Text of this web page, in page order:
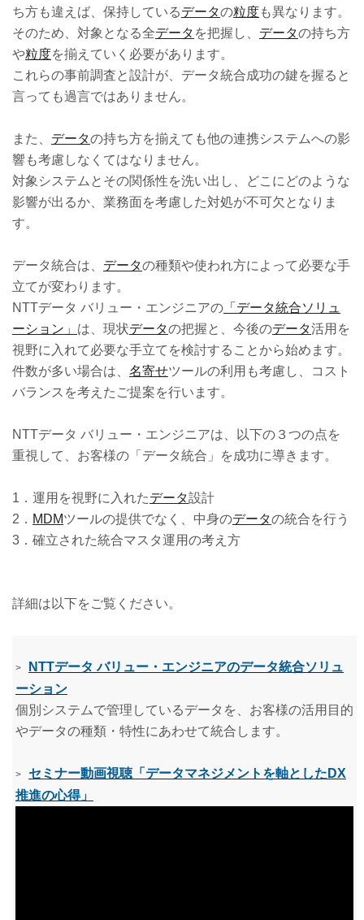
ち方も違えば、保持しているデータの粒度も異なります。
そのため、対象となる全データ を把握し、 データの持ち方
や粒度を揃えていく必要があります。
これらの事前調査と設計が、データ統合成功の鍵を握ると
言っても過言ではありません。
また、 データの持ち方を揃えても他の連携システムへの影
響も考慮しなくてはなりません。
対象システムとその関係性を洗い出し、どこにどのような
影響が出るか、業務面を考慮した対処が不可欠となりま
す。
データ統合は、 データの種類や使われ方によって必要な手
立てが変わります。
NTTデータ バリュー・エンジニアの 「データ統合ソリュ
ーション」 は、現状データの把握と、今後のデータ活用を
視野に入れて必要な手立てを検討することから始めます。
件数が多い場合は、 名寄せツールの利用も考慮し、コスト
バランスを考えたご提案を行います。
NTTデータ バリュー・エンジニアは、以下の３つの点を
重視して、お客様の「データ統合」を成功に導きます。
1．運用を視野に入れたデータ設計
2． MDMツールの提供でなく、中身のデータの統合を行う
3．確立された統合マスタ運用の考え方
詳細は以下をご覧ください。
>
NTTデータ バリュー・エンジニアのデータ統合ソリュ
ーション
個別システムで管理しているデータを、お客様の活用目的
やデータの種類・特性にあわせて統合します。
> セミナー動画視聴「データマネジメントを軸としたDX
推進の心得」